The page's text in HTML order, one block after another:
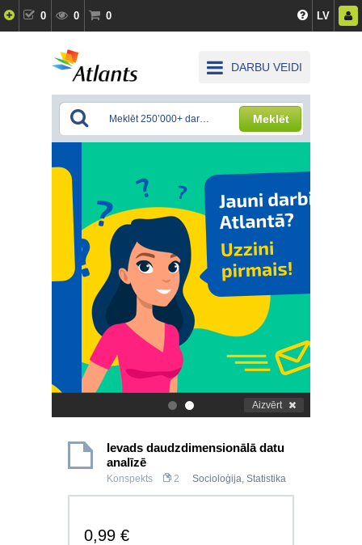
0 0 0 LV
DARBU VEIDI
Meklēt
. Aizvērt
Ievads daudzdimensionālā datu
analīzē
Konspekts 2 Socioloģija, Statistika
0,99 €